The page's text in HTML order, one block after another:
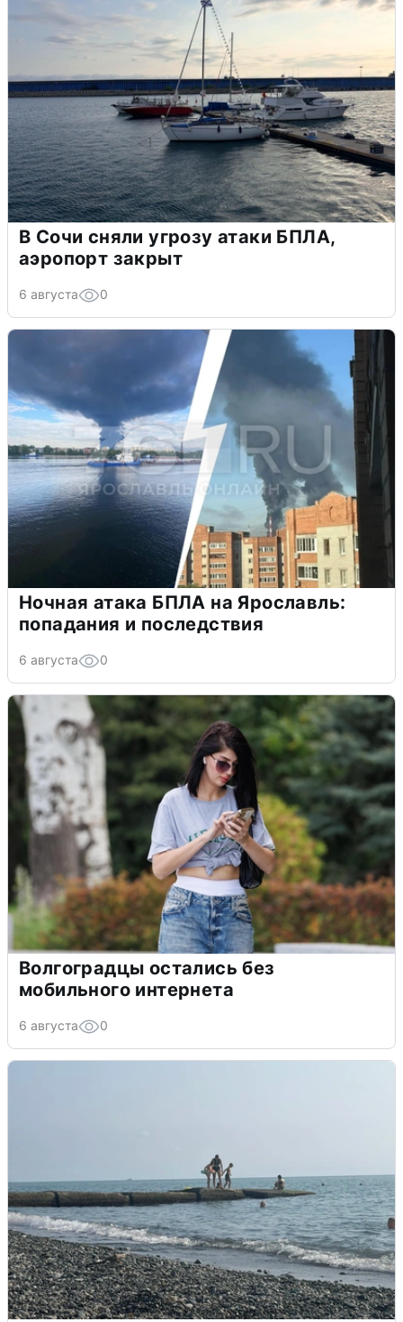
В Сочи сняли угрозу атаки БПЛА,
аэропорт закрыт
6 августа 0
Ночная атака БПЛА на Ярославль:
попадания и последствия
6 августа 0
Волгоградцы остались без
мобильного интернета
6 августа 0